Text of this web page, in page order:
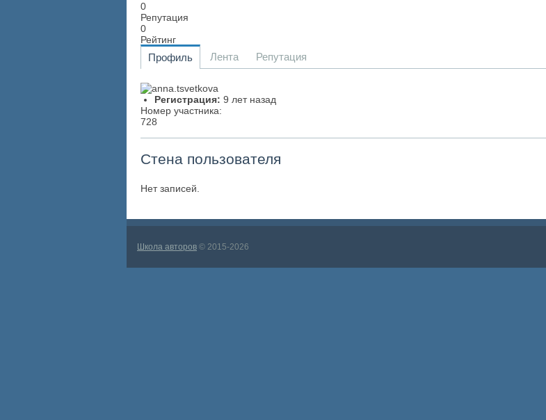
0
Репутация
0
Рейтинг
Профиль Лента Репутация
Регистрация: 9 лет назад
Номер участника:
728
Стена пользователя
Нет записей.
Школа авторов © 2015-2026